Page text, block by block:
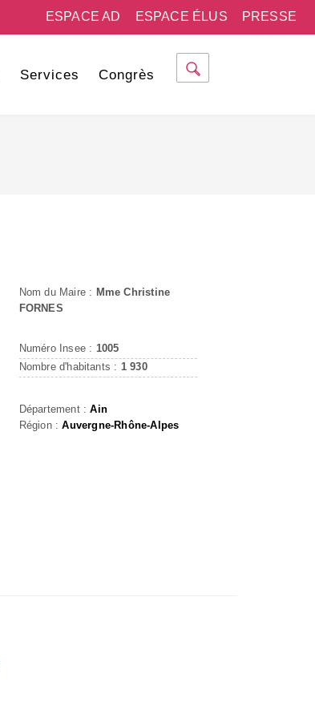
PRESSE
ESPACE ÉLUS
ESPACE AD
Services Congrès
Nom du Maire : Mme Christine
FORNES
Numéro Insee : 1005
Nombre d'habitants : 1 930
Département :Ain
Région :Auvergne-Rhône-Alpes